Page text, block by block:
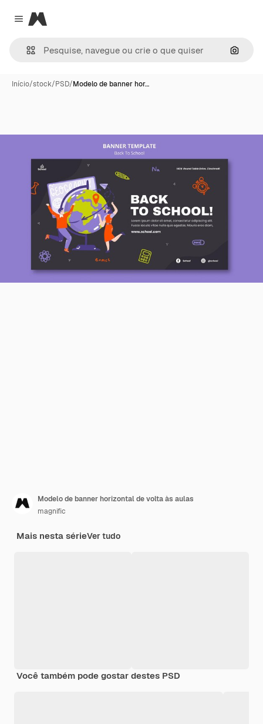
Close menu
Magnific
Início/stock/PSD/Modelo de banner hor…
Modelo de banner horizontal de volta às aulas
magnific
Mais nesta sérieVer tudo
Você também pode gostar destes PSD